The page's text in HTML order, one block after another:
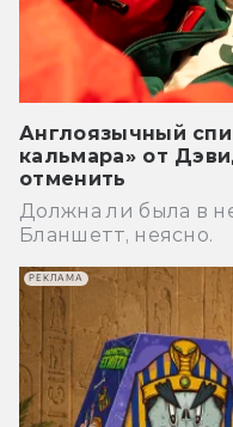
Англоязычный
кальмара» от
отменить
Должна ли была в
Бланшетт, неясно.
РЕКЛАМА